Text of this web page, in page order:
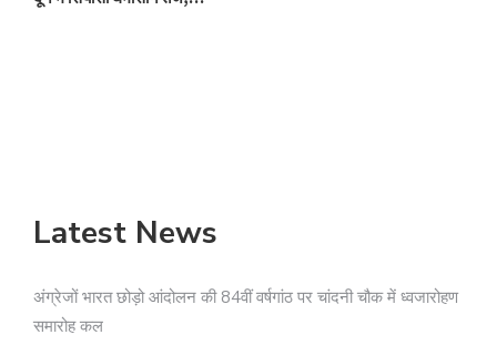
Latest News
अंग्रेजों भारत छोड़ो आंदोलन की 84वीं वर्षगांठ पर चांदनी चौक में ध्वजारोहण
समारोह कल